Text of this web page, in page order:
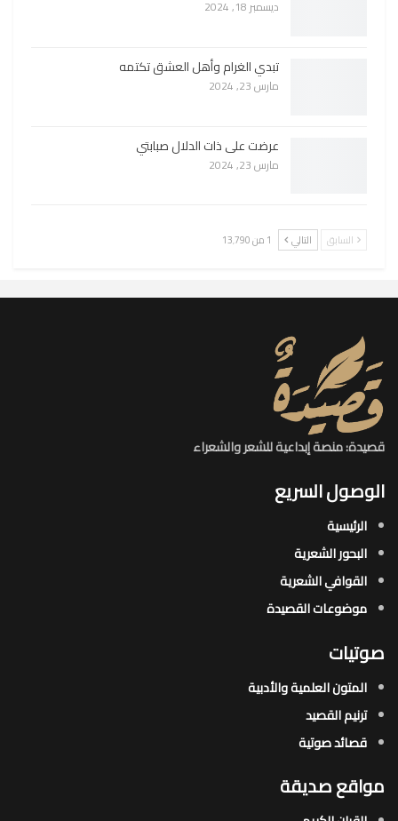
ديسمبر 18, 2024
تبدي الغرام وأهل العشق تكتمه
مارس 23, 2024
عرضت على ذات الدلال صبابتي
مارس 23, 2024
السابق التالي 1 من 13٬790
قصيدة: منصة إبداعية للشعر والشعراء
الوصول السريع
الرئيسية
البحور الشعرية​
القوافي الشعرية​
موضوعات القصيدة​
صوتيات
المتون العلمية والأدبية
ترنيم القصيد
قصائد صوتية
مواقع صديقة